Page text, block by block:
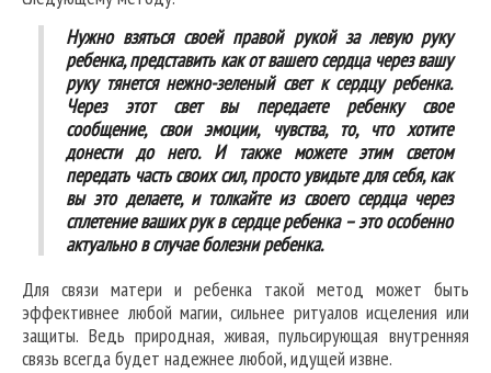
Нужно взяться своей правой рукой за левую руку
ребенка, представить как от вашего сердца через вашу
руку тянется нежно-зеленый свет к сердцу ребенка.
Через этот свет вы передаете ребенку свое
сообщение, свои эмоции, чувства, то, что хотите
донести до него. И также можете этим светом
передать часть своих сил, просто увидьте для себя, как
вы это делаете, и толкайте из своего сердца через
сплетение ваших рук в сердце ребенка – это особенно
актуально в случае болезни ребенка.
Для связи матери и ребенка такой метод может быть
эффективнее любой магии, сильнее ритуалов исцеления или
защиты. Ведь природная, живая, пульсирующая внутренняя
связь всегда будет надежнее любой, идущей извне.